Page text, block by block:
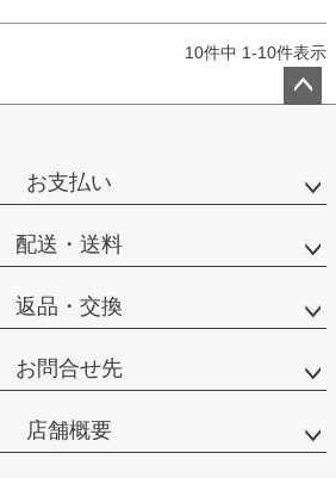
10件中 1-10件表示
お支払い
配送・送料
返品・交換
お問合せ先
店舗概要